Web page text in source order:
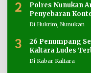
2
Polres Nunukan
Penyebaran
Di Hukrim, Nunukan
3
26 Penumpang
Kaltara Ludes
Di Kabar Kaltara